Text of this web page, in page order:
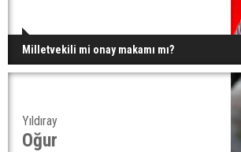
Milletvekili mi onay makamı mı?
Yıldıray
Oğur